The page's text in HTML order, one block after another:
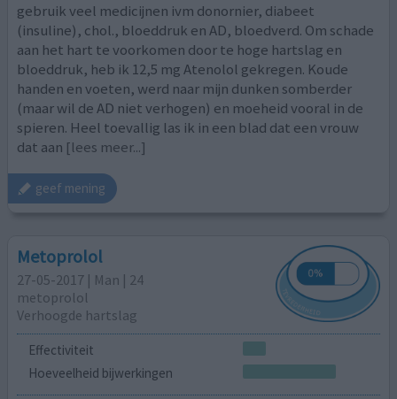
gebruik veel medicijnen ivm donornier, diabeet
(insuline), chol., bloeddruk en AD, bloedverd. Om schade
aan het hart te voorkomen door te hoge hartslag en
bloeddruk, heb ik 12,5 mg Atenolol gekregen. Koude
handen en voeten, werd naar mijn dunken somberder
(maar wil de AD niet verhogen) en moeheid vooral in de
spieren. Heel toevallig las ik in een blad dat een vrouw
dat aan [lees meer...]
geef mening
Metoprolol
27-05-2017 | Man | 24
metoprolol
Verhoogde hartslag
Effectiviteit
Hoeveelheid bijwerkingen